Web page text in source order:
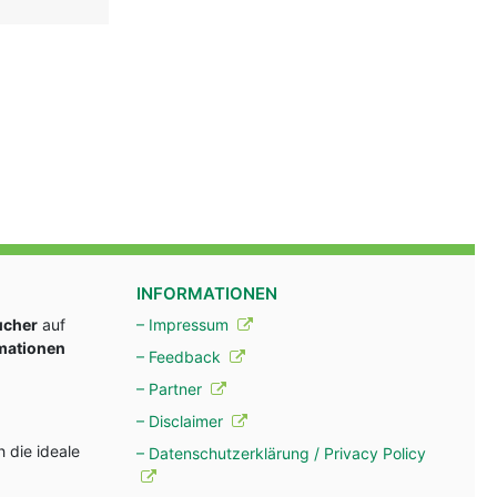
auf
die ideale
INFORMATIONEN
– Impressum
– Feedback
– Partner
– Disclaimer
– Datenschutzerklärung / Privacy Policy